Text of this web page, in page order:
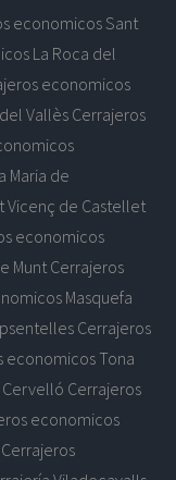
economicos Sant
La Roca del
economicos
Vallès Cerrajeros
Maria de
Vicenç de Castellet
economicos
Munt Cerrajeros
Masquefa
Cerrajeros
economicos Tona
Cerrajeros
economicos
Cerrajeros